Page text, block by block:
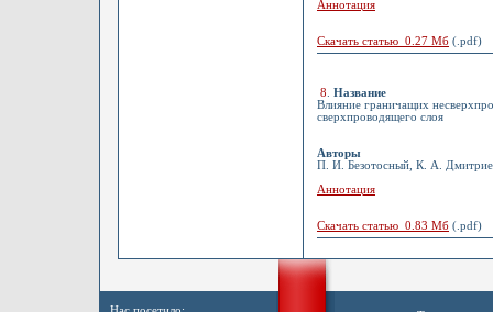
Аннотация
Скачать статью 0.27 Мб (.pdf)
8
Название
Влияние граничащих
сверхпроводящего слоя
Авторы
П. И. Безотосный, К. А.
Аннотация
Скачать статью 0.83 Мб (.pdf)